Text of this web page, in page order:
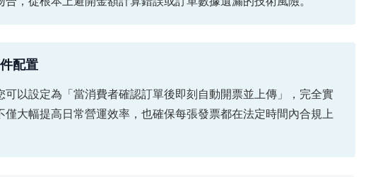
配置
以設定為「當消費者確認訂單後即刻自動開票並上傳」，完全實
大幅提高日常營運效率，也確保每張發票都在法定時間內合規上